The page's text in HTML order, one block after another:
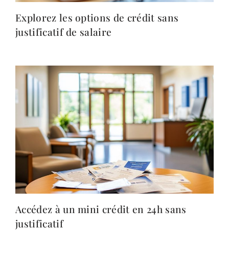
Explorez les options de crédit sans
justificatif de salaire
Accédez à un mini crédit en 24h sans
justificatif